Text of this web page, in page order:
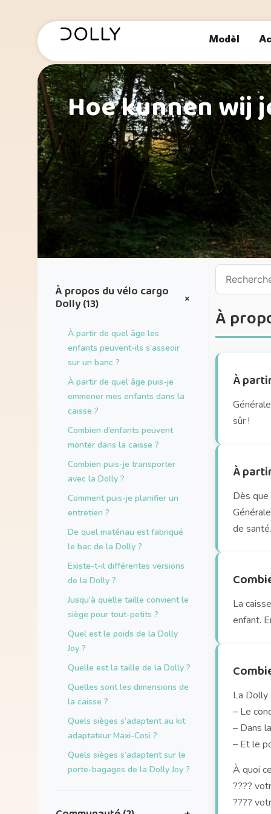
Modèl
Hoe kunnen wij
À propos du vélo cargo
Dolly (13) +
À partir de quel âge les
enfants peuvent-ils s’asseoir
sur un banc ?
À partir de quel âge puis-je
emmener mes enfants dans la
caisse ?
Combien d’enfants peuvent
monter dans la caisse ?
Combien puis-je transporter
avec la Dolly ?
Comment puis-je planifier un
entretien ?
De quel matériau est fabriqué
le bac de la Dolly ?
Existe-t-il différentes versions
de la Dolly ?
Jusqu’à quelle taille convient le
siège pour tout-petits ?
Quel est le poids de la Dolly
Joy ?
Quelle est la taille de la Dolly ?
Quelles sont les dimensions de
la caisse ?
Quels sièges s’adaptent au kit
adaptateur Maxi-Cosi ?
Quels sièges s’adaptent sur le
porte-bagages de la Dolly Joy ?
À
À
sûr !
À
Dès
de santé.
La
enfant.
La Dolly
– Le
– Dans
– Et le
À quoi
????
????